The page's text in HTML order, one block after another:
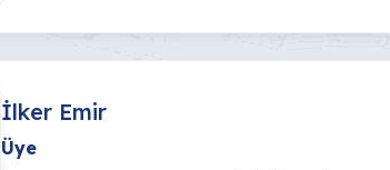
İlker Emir
Üye